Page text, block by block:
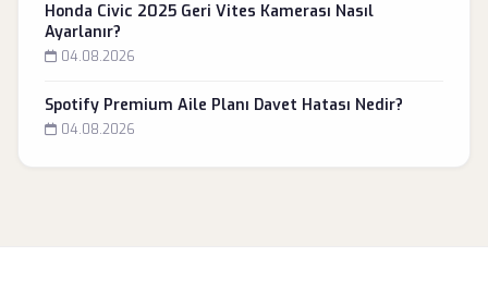
Honda Civic 2025 Geri Vites Kamerası Nasıl
Ayarlanır?
04.08.2026
Spotify Premium Aile Planı Davet Hatası Nedir?
04.08.2026